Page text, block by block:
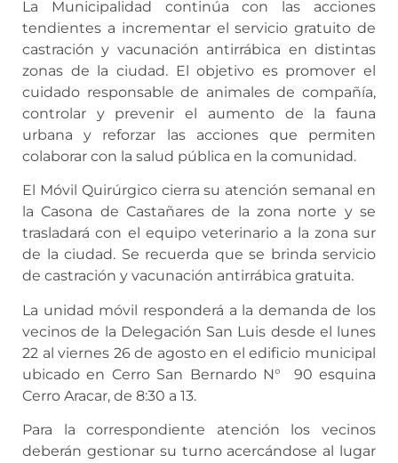
La Municipalidad continúa con las acciones
tendientes a incrementar el servicio gratuito de
castración y vacunación antirrábica en distintas
zonas de la ciudad. El objetivo es promover el
cuidado responsable de animales de compañía,
controlar y prevenir el aumento de la fauna
urbana y reforzar las acciones que permiten
colaborar con la salud pública en la comunidad.
El Móvil Quirúrgico cierra su atención semanal en
la Casona de Castañares de la zona norte y se
trasladará con el equipo veterinario a la zona sur
de la ciudad. Se recuerda que se brinda servicio
de castración y vacunación antirrábica gratuita.
La unidad móvil responderá a la demanda de los
vecinos de la Delegación San Luis desde el lunes
22 al viernes 26 de agosto en el edificio municipal
ubicado en Cerro San Bernardo N° 90 esquina
Cerro Aracar, de 8:30 a 13.
Para la correspondiente atención los vecinos
deberán gestionar su turno acercándose al lugar